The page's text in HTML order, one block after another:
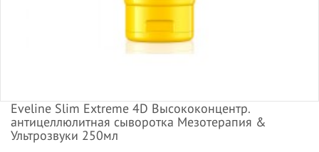
Eveline Slim Extreme 4D Высококонцентр.
антицеллюлитная сыворотка Мезотерапия &
Ультрозвуки 250мл